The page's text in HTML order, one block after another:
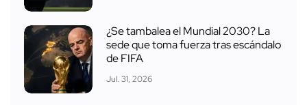
¿Se tambalea el Mundial 2030? La
sede que toma fuerza tras escándalo
de FIFA
Jul. 31, 2026